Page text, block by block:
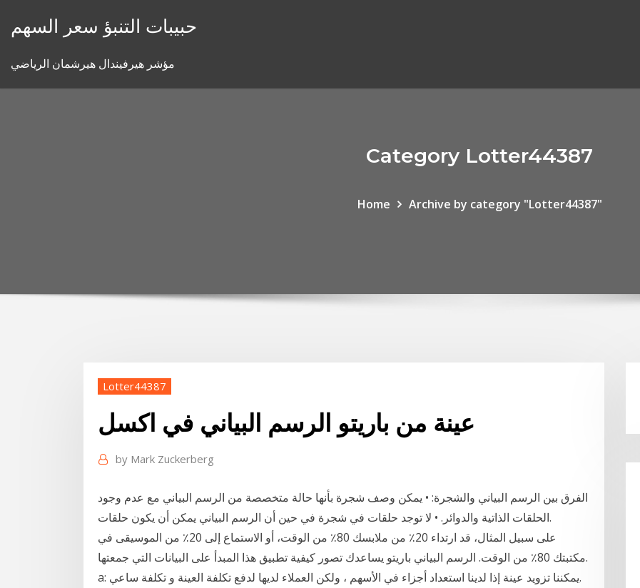
حبيبات التنبؤ سعر السهم
مؤشر هيرفيندال هيرشمان الرياضي
Category Lotter44387
Home Archive by category "Lotter44387"
Lotter44387
عينة من باريتو الرسم البياني في اكسل
by Mark Zuckerberg
الفرق بين الرسم البياني والشجرة: • يمكن وصف شجرة بأنها حالة متخصصة من الرسم البياني مع عدم وجود
الحلقات الذاتية والدوائر. • لا توجد حلقات في شجرة في حين أن الرسم البياني يمكن أن يكون حلقات.
على سبيل المثال، قد ارتداء 20٪ من ملابسك 80٪ من الوقت، أو الاستماع إلى 20٪ من الموسيقى في
مكتبتك 80٪ من الوقت. الرسم البياني باريتو يساعدك تصور كيفية تطبيق هذا المبدأ على البيانات التي جمعتها.
a: يمكننا تزويد عينة إذا لدينا استعداد أجزاء في الأسهم ، ولكن العملاء لديها لدفع تكلفة العينة و تكلفة ساعي.